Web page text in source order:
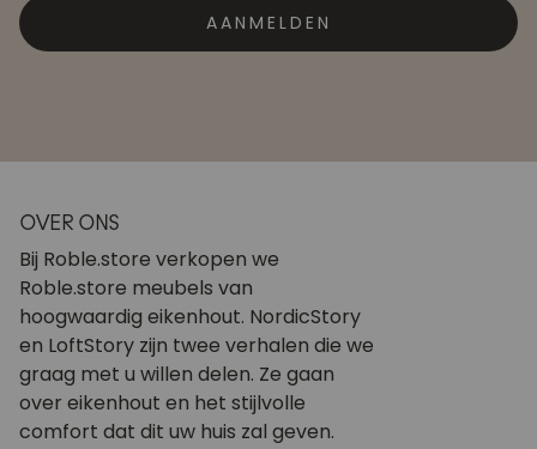
AANMELDEN
OVER ONS
Bij Roble.store verkopen we
Roble.store meubels van
hoogwaardig eikenhout. NordicStory
en LoftStory zijn twee verhalen die we
graag met u willen delen. Ze gaan
over eikenhout en het stijlvolle
comfort dat dit uw huis zal geven.